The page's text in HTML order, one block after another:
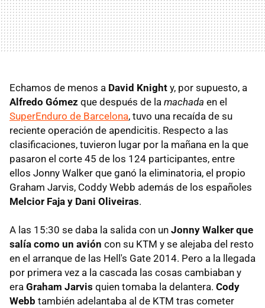
Echamos de menos a David Knight y, por supuesto, a
Alfredo Gómez que después de la machada en el
SuperEnduro de Barcelona, tuvo una recaída de su
reciente operación de apendicitis. Respecto a las
clasificaciones, tuvieron lugar por la mañana en la que
pasaron el corte 45 de los 124 participantes, entre
ellos Jonny Walker que ganó la eliminatoria, el propio
Graham Jarvis, Coddy Webb además de los españoles
Melcior Faja y Dani Oliveiras.
A las 15:30 se daba la salida con un Jonny Walker que
salía como un avión con su KTM y se alejaba del resto
en el arranque de las Hell's Gate 2014. Pero a la llegada
por primera vez a la cascada las cosas cambiaban y
era Graham Jarvis quien tomaba la delantera. Cody
Webb también adelantaba al de KTM tras cometer